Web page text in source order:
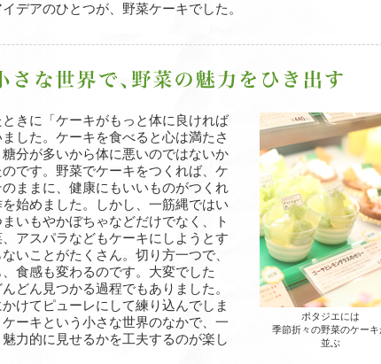
デアのひとつが、野菜ケーキでした。
ポタジエには
季節折々の野菜のケーキ
並ぶ
きに「ケーキがもっと体に良ければ
した。ケーキを食べると心は満たさ
分が多いから体に悪いのではないか
です。野菜でケーキをつくれば、ケ
ままに、健康にもいいものがつくれ
始めました。しかし、一筋縄ではい
いもやかぼちゃなどだけでなく、ト
アスパラなどもケーキにしようとす
いことがたくさん。切り方一つで、
食感も変わるのです。大変でした
どん見つかる過程でもありました。
けてピューレにして練り込んでしま
ーキという小さな世界のなかで、一
力的に見せるかを工夫するのが楽し